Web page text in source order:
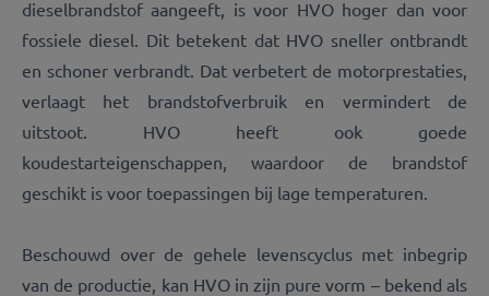
dieselbrandstof aangeeft, is voor HVO hoger dan voor
fossiele diesel. Dit betekent dat HVO sneller ontbrandt
en schoner verbrandt. Dat verbetert de motorprestaties,
verlaagt het brandstofverbruik en vermindert de
uitstoot. HVO heeft ook goede
koudestarteigenschappen, waardoor de brandstof
geschikt is voor toepassingen bij lage temperaturen.
Beschouwd over de gehele levenscyclus met inbegrip
van de productie, kan HVO in zijn pure vorm – bekend als